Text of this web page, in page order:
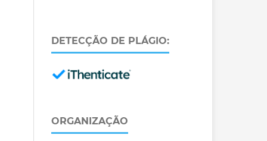
DETECÇÃO DE PLÁGIO:
ORGANIZAÇÃO